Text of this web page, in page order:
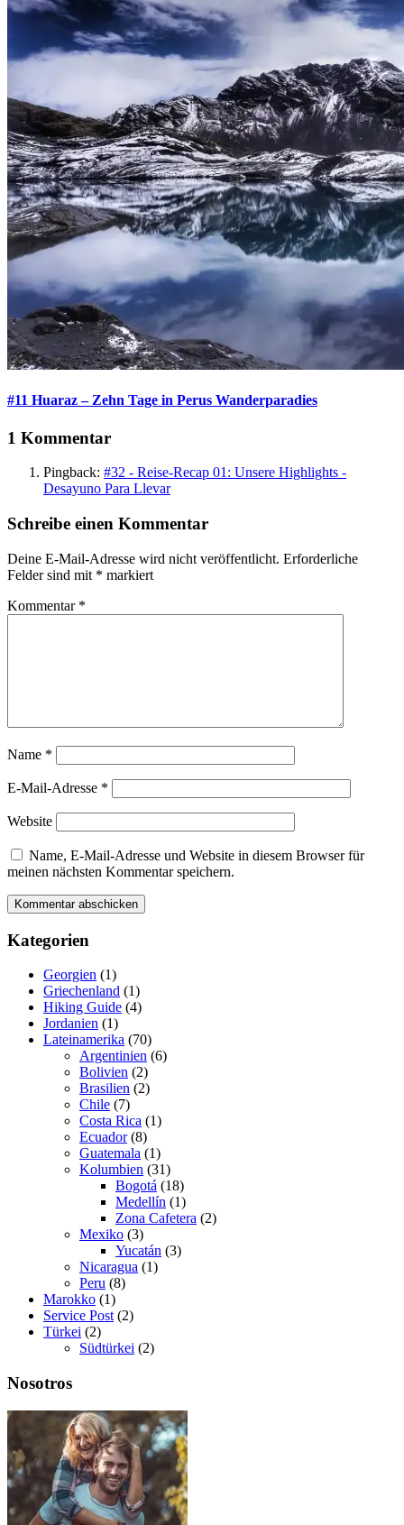
#11 Huaraz – Zehn Tage in Perus Wanderparadies
1 Kommentar
Pingback: #32 - Reise-Recap 01: Unsere Highlights -
Desayuno Para Llevar
Schreibe einen Kommentar
Deine E-Mail-Adresse wird nicht veröffentlicht. Erforderliche
Felder sind mit * markiert
Kommentar *
Name *
E-Mail-Adresse *
Website
Name, E-Mail-Adresse und Website in diesem Browser für
meinen nächsten Kommentar speichern.
Kategorien
Georgien (1)
Griechenland (1)
Hiking Guide (4)
Jordanien (1)
Lateinamerika (70)
Argentinien (6)
Bolivien (2)
Brasilien (2)
Chile (7)
Costa Rica (1)
Ecuador (8)
Guatemala (1)
Kolumbien (31)
Bogotá (18)
Medellín (1)
Zona Cafetera (2)
Mexiko (3)
Yucatán (3)
Nicaragua (1)
Peru (8)
Marokko (1)
Service Post (2)
Türkei (2)
Südtürkei (2)
Nosotros